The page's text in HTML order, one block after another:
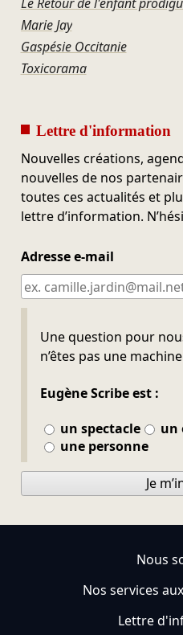
Marie Jay
Gaspésie Occitanie
Toxicorama
Lettre d'information
Nouvelles créations,
nouvelles de nos
toutes ces actualités et
lettre d’information.
Adresse e-mail
Une question pour
n’êtes pas une
Eugène Scribe est :
un spectacle
un
une personne
Ne pas remplir
Je
Nous
Nos services
Lettre